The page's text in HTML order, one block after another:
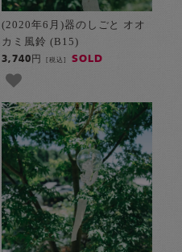
(2020年6月)器のしごと オオ
カミ風鈴 (B15)
3,740円 [税込] SOLD